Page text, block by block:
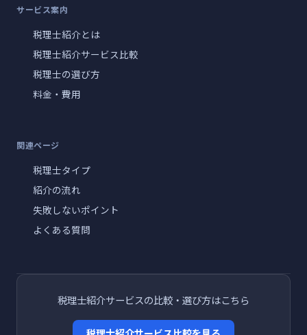
サービス案内
税理士紹介とは
税理士紹介サービス比較
税理士の選び方
料金・費用
関連ページ
税理士タイプ
紹介の流れ
失敗しないポイント
よくある質問
税理士紹介サービスの比較・選び方はこちら